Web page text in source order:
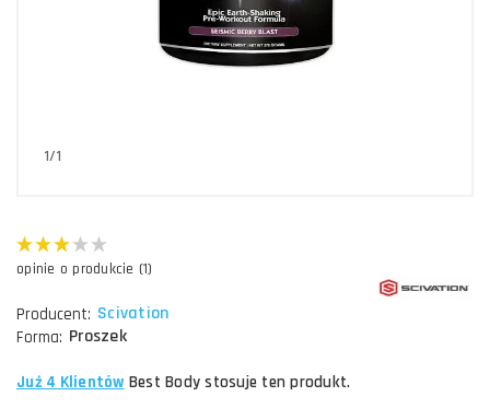
1/1
opinie o produkcie (1)
Producent: Scivation
Forma: Proszek
Już 4 Klientów Best Body stosuje ten produkt.